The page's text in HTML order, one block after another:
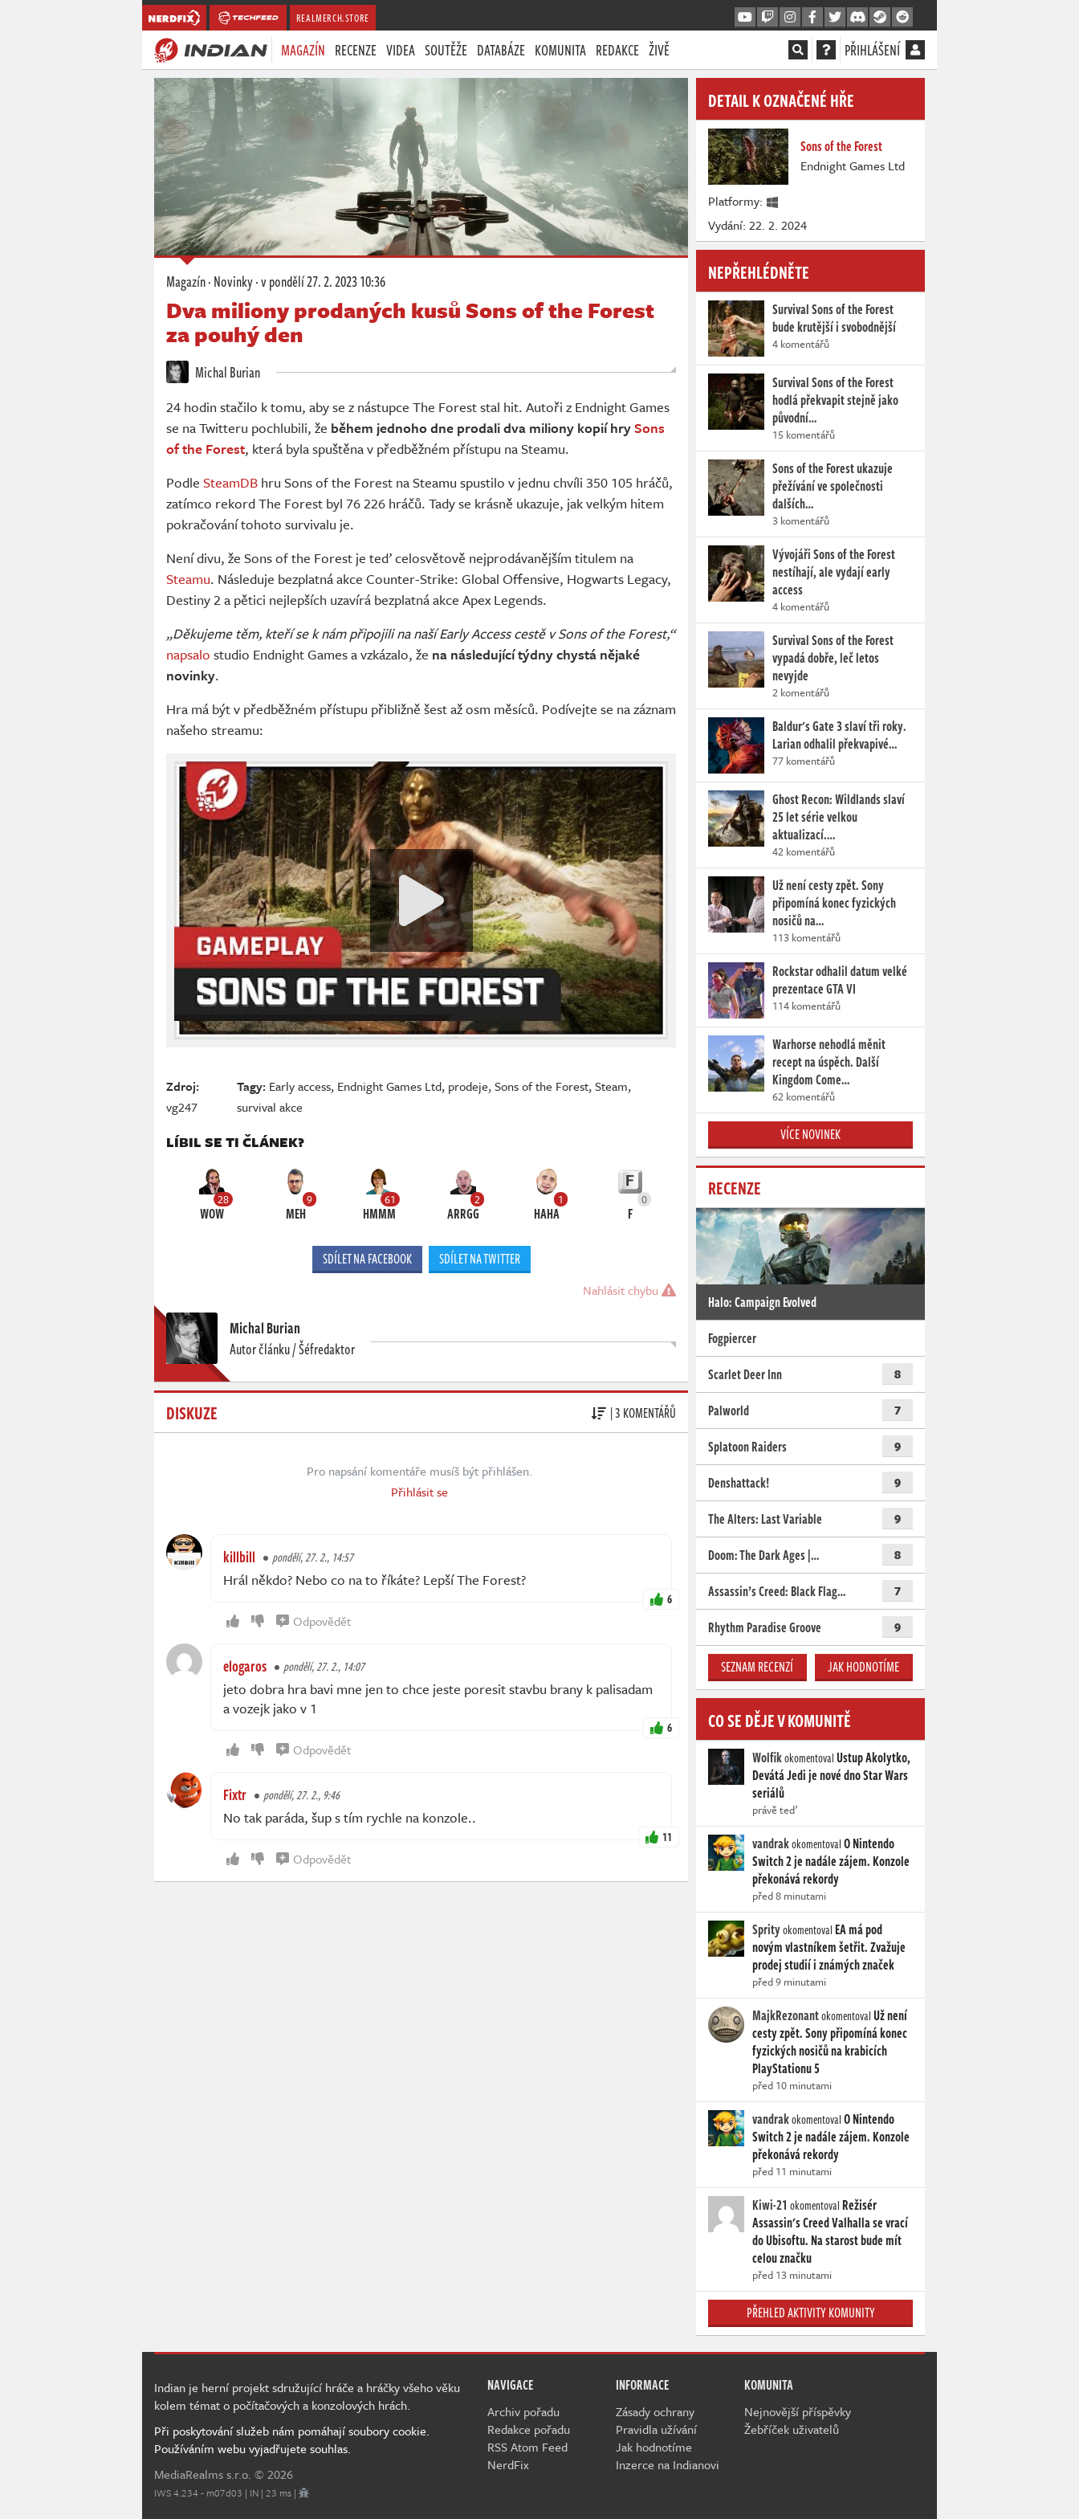
REALMERCH.STORE
MAGAZÍN RECENZE VIDEA SOUTĚŽE DATABÁZE KOMUNITA REDAKCE ŽIVĚ PŘIHLÁŠENÍ
Magazín·Novinky·v pondělí27. 2. 2023 10:36
Dva miliony prodaných kusů Sons of the Forest
za pouhý den
Michal Burian
24 hodin stačilo k tomu, aby se z nástupce The Forest stal hit. Autoři z Endnight Games
se na Twitteru pochlubili, že během jednoho dne prodali dva miliony kopií hrySons
of the Forest, která byla spuštěna v předběžném přístupu na Steamu.
Podle SteamDB hru Sons of the Forest na Steamu spustilo v jednu chvíli 350 105 hráčů,
zatímco rekord The Forest byl 76 226 hráčů. Tady se krásně ukazuje, jak velkým hitem
pokračování tohoto survivalu je.
Není divu, že Sons of the Forest je teď celosvětově nejprodávanějším titulem na
Steamu. Následuje bezplatná akce Counter-Strike: Global Offensive, Hogwarts Legacy,
Destiny 2 a pětici nejlepších uzavírá bezplatná akce Apex Legends.
„Děkujeme těm, kteří se k nám připojili na naší Early Access cestě v Sons of the Forest,“
napsalo studio Endnight Games a vzkázalo, že na následující týdny chystá nějaké
novinky.
Hra má být v předběžném přístupu přibližně šest až osm měsíců. Podívejte se na záznam
našeho streamu:
Zdroj:
vg247
Tagy: Early access, Endnight Games Ltd, prodeje,Sons of the Forest,Steam,
survival akce
LÍBIL SE TI ČLÁNEK?
28
WOW
9
MEH
61
HMMM
2
ARRGG
1
HAHA
0
F
SDÍLET NA FACEBOOK SDÍLET NA TWITTER
Nahlásit chybu
Michal Burian
Autor článku / Šéfredaktor
DISKUZE | 3 KOMENTÁŘŮ
Pro napsání komentáře musíš být přihlášen.
Přihlásit se
killbill pondělí, 27. 2., 14:57
Hrál někdo? Nebo co na to říkáte? Lepší The Forest?
6
Odpovědět
elogaros pondělí, 27. 2., 14:07
jeto dobra hra bavi mne jen to chce jeste poresit stavbu brany k palisadam
a vozejk jako v 1
6
Odpovědět
Fixtr pondělí, 27. 2., 9:46
No tak paráda, šup s tím rychle na konzole..
11
Odpovědět
DETAIL K OZNAČENÉ HŘE
Sons of the Forest
Endnight Games Ltd
Platformy:
Vydání: 22. 2. 2024
NEPŘEHLÉDNĚTE
Survival Sons of the Forest
bude krutější i svobodnější
4 komentářů
Survival Sons of the Forest
hodlá překvapit stejně jako
původní…
15 komentářů
Sons of the Forest ukazuje
přežívání ve společnosti
dalších…
3 komentářů
Vývojáři Sons of the Forest
nestíhají, ale vydají early
access
4 komentářů
Survival Sons of the Forest
vypadá dobře, leč letos
nevyjde
2 komentářů
Baldur's Gate 3 slaví tři roky.
Larian odhalil překvapivé…
77 komentářů
Ghost Recon: Wildlands slaví
25 let série velkou
aktualizací.…
42 komentářů
Už není cesty zpět. Sony
připomíná konec fyzických
nosičů na…
113 komentářů
Rockstar odhalil datum velké
prezentace GTA VI
114 komentářů
Warhorse nehodlá měnit
recept na úspěch. Další
Kingdom Come…
62 komentářů
VÍCE NOVINEK
RECENZE
Halo: Campaign Evolved
Fogpiercer
Scarlet Deer Inn
8
Palworld 7
Splatoon Raiders 9
Denshattack! 9
The Alters: Last Variable 9
Doom: The Dark Ages |… 8
Assassin’s Creed: Black Flag… 7
Rhythm Paradise Groove 9
SEZNAM RECENZÍ JAK HODNOTÍME
CO SE DĚJE V KOMUNITĚ
WolfikokomentovalUstup Akolytko,
Devátá Jedi je nové dno Star Wars
seriálů
právě teď
vandrakokomentovalO Nintendo
Switch 2 je nadále zájem. Konzole
překonává rekordy
před 8 minutami
Sprityokomentoval EA má pod
novým vlastníkem šetřit. Zvažuje
prodej studií i známých značek
před 9 minutami
MajkRezonantokomentovalUž není
cesty zpět. Sony připomíná konec
fyzických nosičů na krabicích
PlayStationu 5
před 10 minutami
vandrakokomentovalO Nintendo
Switch 2 je nadále zájem. Konzole
překonává rekordy
před 11 minutami
Kiwi-21 okomentoval Režisér
Assassin's Creed Valhalla se vrací
do Ubisoftu. Na starost bude mít
celou značku
před 13 minutami
PŘEHLED AKTIVITY KOMUNITY
NAVIGACE
Archiv pořadu
Redakce pořadu
RSS Atom Feed
NerdFix
INFORMACE
Zásady ochrany
Pravidla užívání
Jak hodnotíme
Inzerce na Indianovi
KOMUNITA
Nejnovější příspěvky
Žebříček uživatelů
Indian je herní projekt sdružující hráče a hráčky všeho věku
kolem témat o počítačových a konzolových hrách.
Při poskytování služeb nám pomáhají soubory cookie.
Používáním webu vyjadřujete souhlas.
MediaRealms s.r.o. © 2026
IWS 4.234 - m07d03 | IN | 23 ms |